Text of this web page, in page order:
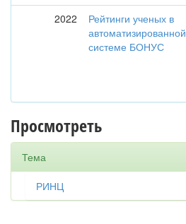
2022
Рейтинги ученых в
автоматизированной
системе БОНУС
Просмотреть
Тема
РИНЦ